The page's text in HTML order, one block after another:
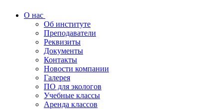
О нас
Об институте
Преподаватели
Реквизиты
Документы
Контакты
Новости компании
Галерея
ПО для экологов
Учебные классы
Аренда классов